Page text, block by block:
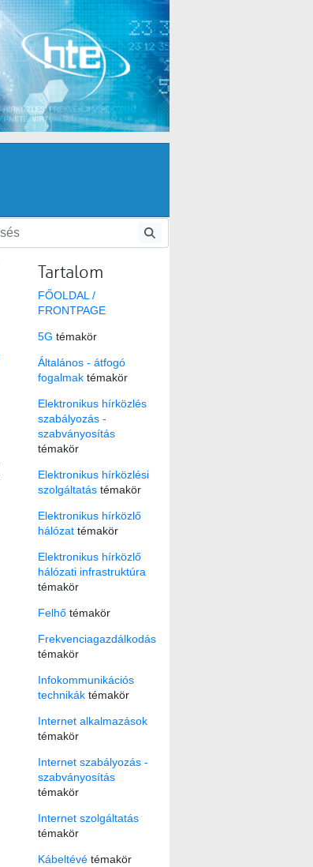
Tartalom
FŐOLDAL /
FRONTPAGE
5G témakör
Általános - átfogó
fogalmaktémakör
Elektronikus hírközlés
szabályozás -
szabványosítás
témakör
Elektronikus hírközlési
szolgáltatástémakör
Elektronikus hírközlő
hálózattémakör
Elektronikus hírközlő
hálózati infrastruktúra
témakör
Felhőtémakör
Frekvenciagazdálkodás
témakör
Infokommunikációs
technikáktémakör
Internet alkalmazások
témakör
Internet szabályozás -
szabványosítás
témakör
Internet szolgáltatás
témakör
Kábeltévétémakör